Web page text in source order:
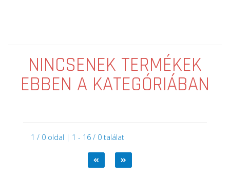
NINCSENEK TERMÉKEK
EBBEN A KATEGÓRIÁBAN
1 / 0 oldal | 1 - 16 / 0 találat